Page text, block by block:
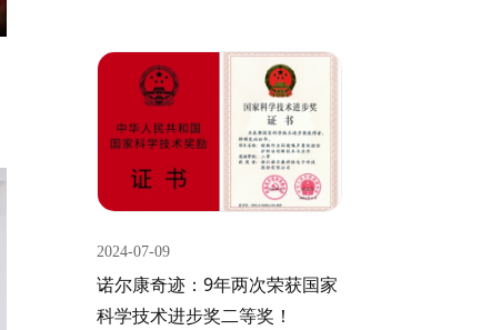
2024-07-09
诺尔康奇迹：9年两次荣获国家
科学技术进步奖二等奖！